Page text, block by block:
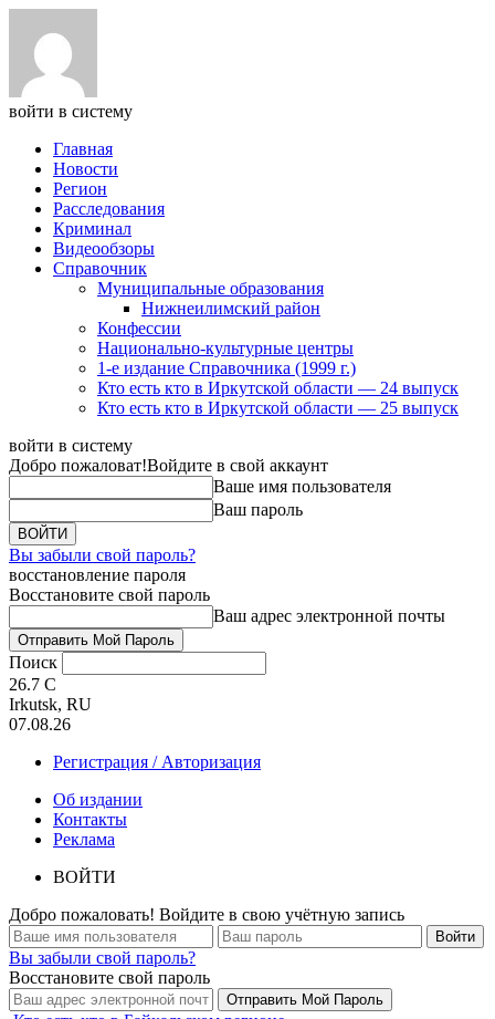
войти в систему
Главная
Новости
Регион
Расследования
Криминал
Видеообзоры
Справочник
Муниципальные образования
Нижнеилимский район
Конфессии
Национально-культурные центры
1-е издание Справочника (1999 г.)
Кто есть кто в Иркутской области — 24 выпуск
Кто есть кто в Иркутской области — 25 выпуск
войти в систему
Добро пожаловат!Войдите в свой аккаунт
Ваше имя пользователя
Ваш пароль
Вы забыли свой пароль?
восстановление пароля
Восстановите свой пароль
Ваш адрес электронной почты
Поиск
26.7 C
Irkutsk, RU
07.08.26
Регистрация / Авторизация
Об издании
Контакты
Реклама
ВОЙТИ
Добро пожаловать! Войдите в свою учётную запись
Вы забыли свой пароль?
Восстановите свой пароль